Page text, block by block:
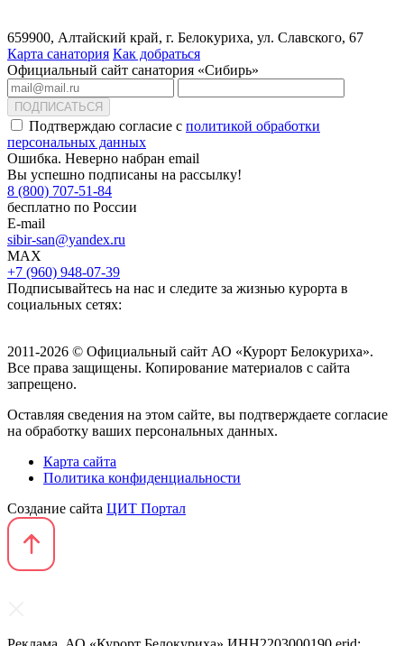
659900, Алтайский край, г. Белокуриха, ул. Славского, 67
Карта санатория Как добраться
Официальный сайт санатория «Сибирь»
ПОДПИСАТЬСЯ
Подтверждаю согласие с политикой обработки
персональных данных
Ошибка. Неверно набран email
Вы успешно подписаны на рассылку!
8 (800) 707-51-84
бесплатно по России
E-mail
sibir-san@yandex.ru
MAX
+7 (960) 948-07-39
Подписывайтесь на нас и следите за жизнью курорта в
социальных сетях:
2011-2026 © Официальный сайт АО «Курорт Белокуриха».
Все права защищены. Копирование материалов с сайта
запрещено.
Оставляя сведения на этом сайте, вы подтверждаете согласие
на обработку ваших персональных данных.
Карта сайта
Политика конфиденциальности
Создание сайта ЦИТ Портал